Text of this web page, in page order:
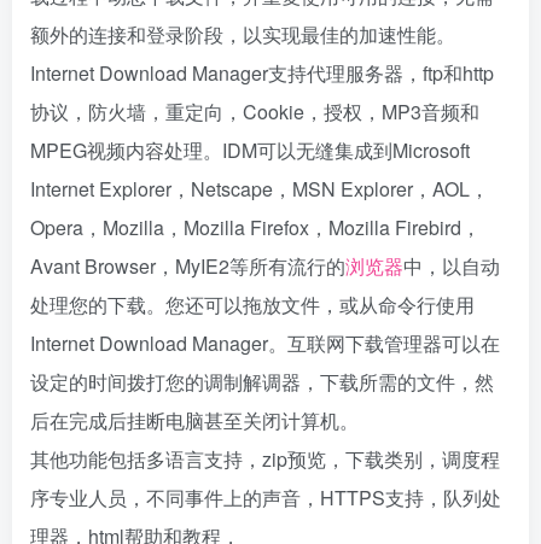
额外的连接和登录阶段，以实现最佳的加速性能。
Internet Download Manager支持代理服务器，ftp和http
协议，防火墙，重定向，Cookie，授权，MP3音频和
MPEG视频内容处理。IDM可以无缝集成到Microsoft
Internet Explorer，Netscape，MSN Explorer，AOL，
Opera，Mozilla，Mozilla Firefox，Mozilla Firebird，
Avant Browser，MyIE2等所有流行的浏览器中，以自动
处理您的下载。您还可以拖放文件，或从命令行使用
Internet Download Manager。互联网下载管理器可以在
设定的时间拨打您的调制解调器，下载所需的文件，然
后在完成后挂断电脑甚至关闭计算机。
其他功能包括多语言支持，zip预览，下载类别，调度程
序专业人员，不同事件上的声音，HTTPS支持，队列处
理器，html帮助和教程，